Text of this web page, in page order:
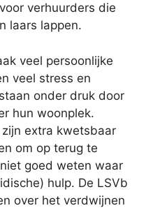
verhuurders die
laars lappen.
veel persoonlijke
veel stress en
onder druk door
hun woonplek.
extra kwetsbaar
om op terug te
goed weten waar
hulp. De LSVb
over het verdwijnen